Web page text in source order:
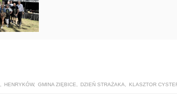
HENRYKÓW, GMINA ZIĘBICE DZIEŃ STRAŻAKA KLASZTOR